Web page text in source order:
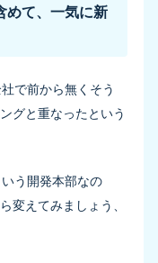
めて、一気に新
で前から無くそう
グと重なったという
う開発本部なの
変えてみましょう、